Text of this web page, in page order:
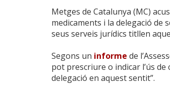
Metges de Catalunya (MC)
medicaments i la delegació de
seus serveis jurídics titllen
Segons un informe de
pot prescriure o indicar l’ús
delegació en aquest sentit”.